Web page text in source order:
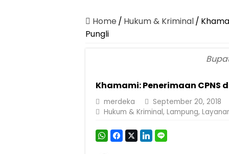
Pastikan Pelayanan Maksimal, Direksi
Dirut Jasa Raharja Dampingi Wamenhub
Jasa Raharja Jamin Seluruh Korban
Gelar Audiensi, Jasa Raharja dan
Berkontribusi terhadap Keselamatan dan
Pemprov Lampung Dukung Penuh
Ketua PMI Provinsi Lampung Lantik
Home / Hukum & Kriminal/
Pungli
Khamami: Penerimaan CPNS
merdeka
September 20, 2018
Hukum & Kriminal, Lampung,